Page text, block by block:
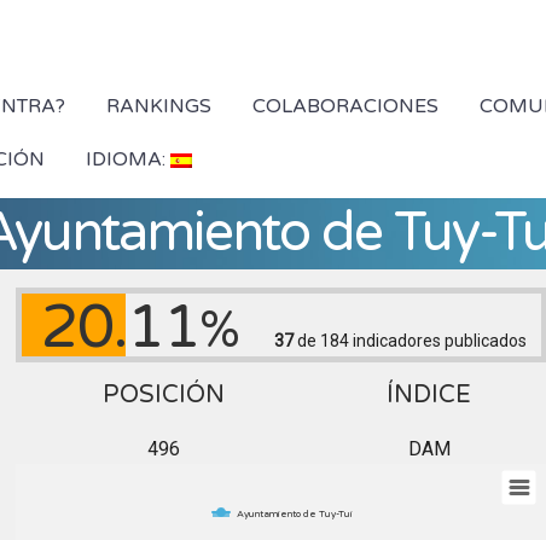
RANKINGS COLABORACIONES
IDIOMA:
de Tuy-
20.11% 37de 184indicadores publicados
POSICIÓN ÍNDICE
496 DAM
Ayuntamiento de Tuy-Tui